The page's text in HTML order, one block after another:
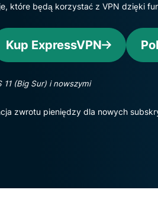
które będą korzystać z VPN dzięki
Kup ExpressVPN
11 (Big Sur) i nowszymi
zwrotu pieniędzy dla nowych